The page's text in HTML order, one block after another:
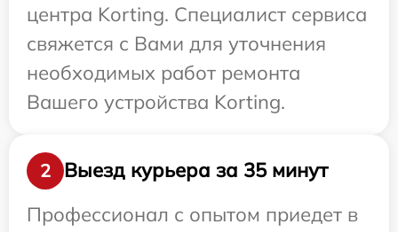
центра Korting. Специалист сервиса
свяжется с Вами для уточнения
необходимых работ ремонта
Вашего устройства Korting.
2
Выезд курьера за 35 минут
Профессионал с опытом приедет в